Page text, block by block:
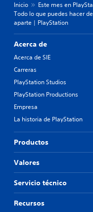
Inicio
Este mes en
Todo lo que puedes hacer
aparte | PlayStation
Acerca de
Acerca de SIE
Carreras
PlayStation Studios
PlayStation Productions
Empresa
La historia de PlayStation
Productos
Valores
Servicio técnico
Recursos